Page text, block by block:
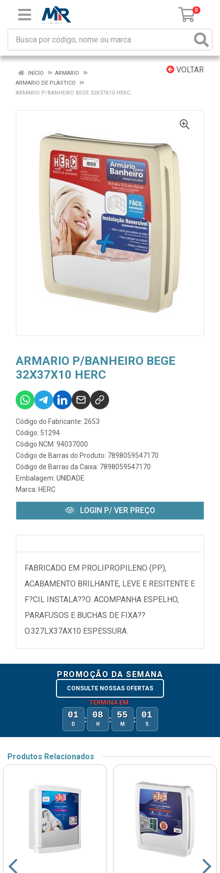
0
VOLTAR
INÍCIO
ARMARIO
ARMARIO DE PLASTICO
ARMARIO P/BANHEIRO BEGE 32X37X10 HERC
ARMARIO P/BANHEIRO BEGE
32X37X10 HERC
Código do Fabricante: 2653
Código: 51294
Código NCM: 94037000
Código de Barras do Produto: 7898059547170
Código de Barras da Caixa: 7898059547170
Embalagem: UNIDADE
Marca: HERC
LOGIN P/ VER PREÇO
FABRICADO EM PROLIPROPILENO (PP),
ACABAMENTO BRILHANTE, LEVE E RESITENTE E
F?CIL INSTALA??O. ACOMPANHA ESPELHO,
PARAFUSOS E BUCHAS DE FIXA??
O.327LX37AX10 ESPESSURA.
PROMOÇÃO DA SEMANA
CONSULTE NOSSAS OFERTAS
TERMINA EM:
01
D : 08
H : 55
M : 01
S
Produtos Relacionados